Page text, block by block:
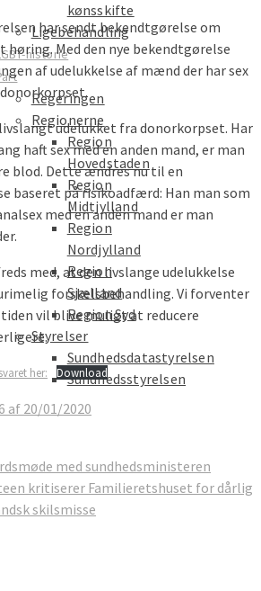
kønsskifte
Ligebehandling
historie
Regeringen
Regionerne
Region
Hovedstaden
Region
Midtjylland
Region
Nordjylland
Region
Sjælland
Region Syd
Styrelser
Sundhedsdatastyrelsen
Sundhedsstyrelsen
har sendt bekendtgørelse om
Med den nye bekendtgørelse
af udelukkelse af mænd der har sex
udelukket fra donorkorpset. Har
haft sex med en anden mand, er man
blod. Dette ændres nu til en
baseret på risikoadfærd: Han man som
med en anden mand er man
med, at den livslange udelukkelse
forskelsbehandling. Vi forventer
vil blive muligt at reducere
her: Download
af 20/01/2020
med sundhedsministeren
kritiserer Familieretshuset for dårlig
skilsmisse